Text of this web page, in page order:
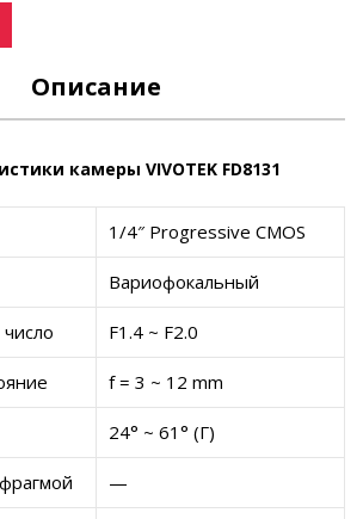
Описание
камеры VIVOTEK FD8131
1/4″ Progressive CMOS
Вариофокальный
F1.4 ~ F2.0
f = 3 ~ 12 mm
24° ~ 61° (Г)
—